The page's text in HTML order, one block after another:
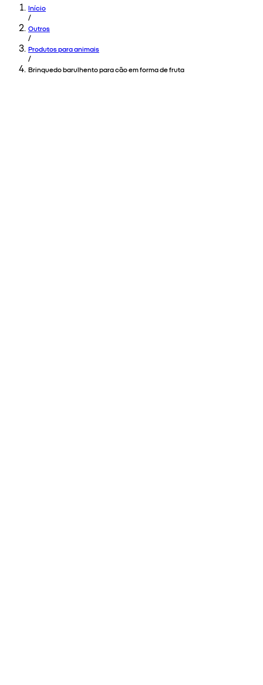
Início
/
Outros
/
Produtos para animais
/
Brinquedo barulhento para cão em forma de fruta